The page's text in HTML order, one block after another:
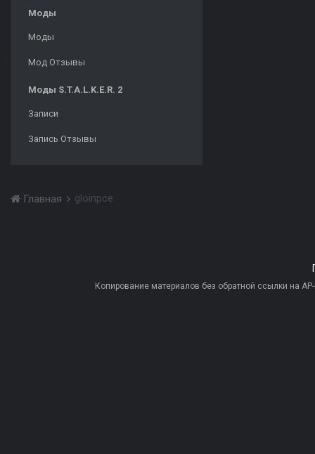
Моды
Моды
Мод Отзывы
Моды S.T.A.L.K.E.R. 2
Записи
Запись Отзывы
Главная gloinpce
Копирование материалов без обратной ссылки на